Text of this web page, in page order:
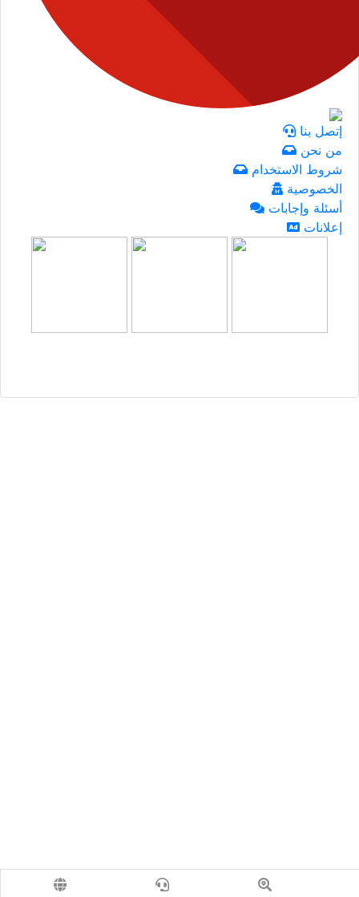
إتصل بنا
من نحن
شروط الاستخدام
الخصوصية
أسئلة وإجابات
إعلانات